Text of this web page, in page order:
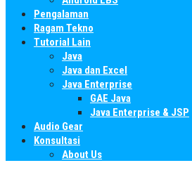
Pengalaman
Ragam Tekno
Tutorial Lain
Java
Java dan Excel
Java Enterprise
GAE Java
Java Enterprise & JSP
Audio Gear
Konsultasi
About Us